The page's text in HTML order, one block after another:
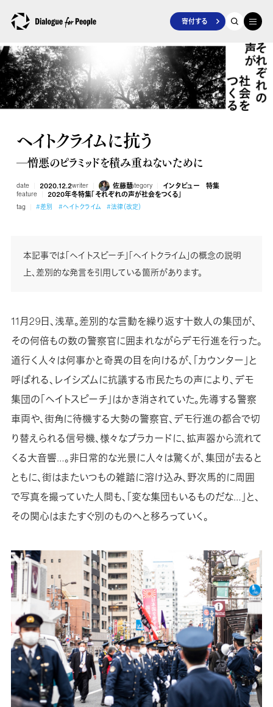
寄付する
ヘイトクライムに抗う
―憎悪のピラミッドを積み重ねないために
date 2020.12.2writer 佐藤慧category インタビュー 特集
feature 2020年冬特集「それぞれの声が社会をつくる」
tag #差別 #ヘイトクライム #法律（改定）
本記事では「ヘイトスピーチ」「ヘイトクライム」の概念の説明
上、差別的な発言を引用している箇所があります。
11月29日、浅草。差別的な言動を繰り返す十数人の集団が、
その何倍もの数の警察官に囲まれながらデモ行進を行った。
道行く人々は何事かと奇異の目を向けるが、「カウンター」と
呼ばれる、レイシズムに抗議する市民たちの声により、デモ
集団の「ヘイトスピーチ」はかき消されていた。先導する警察
車両や、街角に待機する大勢の警察官、デモ行進の都合で切
り替えられる信号機、様々なプラカードに、拡声器から流れて
くる大音響…。非日常的な光景に人々は驚くが、集団が去ると
ともに、街はまたいつもの雑踏に溶け込み、野次馬的に周囲
で写真を撮っていた人間も、「変な集団もいるものだな…」と、
その関心はまたすぐ別のものへと移ろっていく。